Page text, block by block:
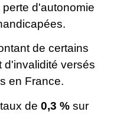
d'autonomie
de certains
d'invalidité versés
en France.
de 0,3 % sur